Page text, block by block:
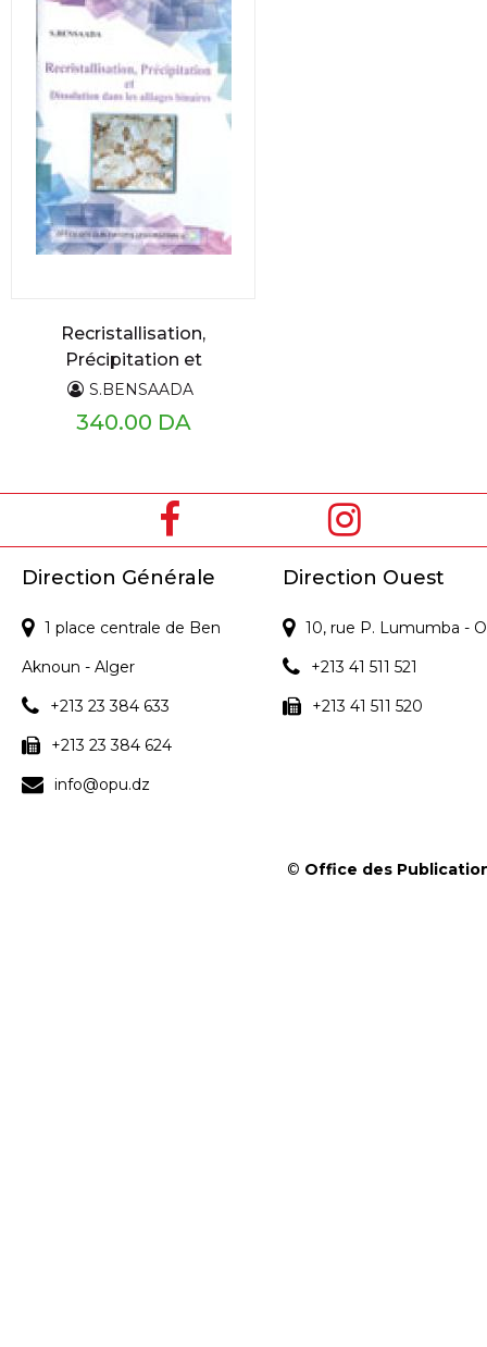
Recristallisation,
Précipitation et
Dissolution dans les
alliages binaires
S.BENSAADA
340.00 DA
Direction Générale
1 place centrale de Ben
Aknoun - Alger
+213 23 384 633
+213 23 384 624
info@opu.dz
Direction Ouest
10, rue P. Lumumba -
+213 41 511 521
+213 41 511 520
© Office des